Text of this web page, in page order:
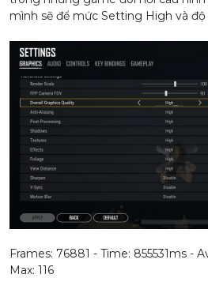
mình sẽ để mức Setting High và độ
Frames: 76881 - Time: 855531ms -
Max: 116